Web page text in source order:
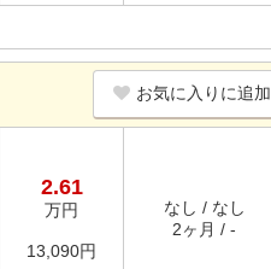
お気に入りに追加
2.61
万円
13,090円
なし / なし
2ヶ月 / -